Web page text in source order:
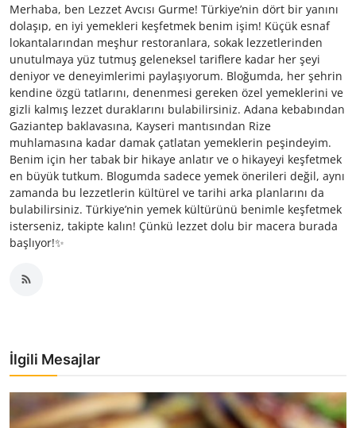
Merhaba, ben Lezzet Avcısı Gurme! Türkiye’nin dört bir yanını
dolaşıp, en iyi yemekleri keşfetmek benim işim! Küçük esnaf
lokantalarından meşhur restoranlara, sokak lezzetlerinden
unutulmaya yüz tutmuş geleneksel tariflere kadar her şeyi
deniyor ve deneyimlerimi paylaşıyorum. Bloğumda, her şehrin
kendine özgü tatlarını, denenmesi gereken özel yemeklerini ve
gizli kalmış lezzet duraklarını bulabilirsiniz. Adana kebabından
Gaziantep baklavasına, Kayseri mantısından Rize
muhlamasına kadar damak çatlatan yemeklerin peşindeyim.
Benim için her tabak bir hikaye anlatır ve o hikayeyi keşfetmek
en büyük tutkum. Blogumda sadece yemek önerileri değil, aynı
zamanda bu lezzetlerin kültürel ve tarihi arka planlarını da
bulabilirsiniz. Türkiye’nin yemek kültürünü benimle keşfetmek
isterseniz, takipte kalın! Çünkü lezzet dolu bir macera burada
başlıyor!✨
İlgili Mesajlar